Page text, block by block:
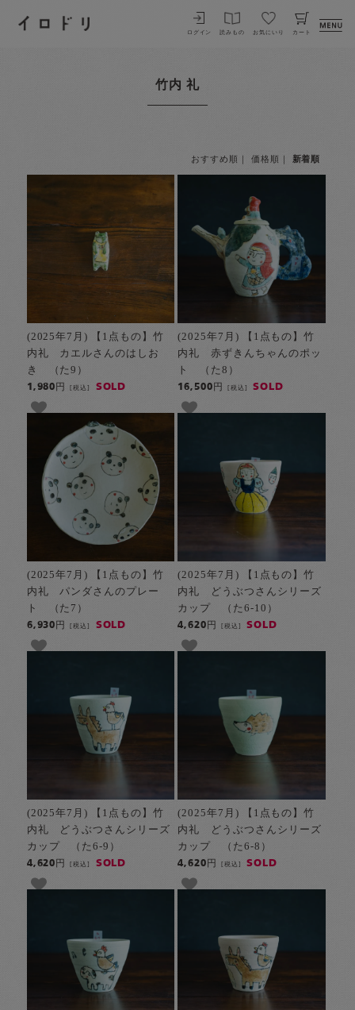
イロドリ
ログイン 読みもの お気にいり カート
竹内 礼
おすすめ順 価格順 新着順
(2025年7月) 【1点もの】竹
内礼 カエルさんのはしお
き （た9）
1,980円[税込] SOLD
(2025年7月) 【1点もの】竹
内礼 赤ずきんちゃんのポッ
ト （た8）
16,500円 [税込] SOLD
(2025年7月) 【1点もの】竹
内礼 パンダさんのプレー
ト （た7）
6,930円[税込] SOLD
(2025年7月) 【1点もの】竹
内礼 どうぶつさんシリーズ
カップ （た6-10）
4,620円 [税込] SOLD
(2025年7月) 【1点もの】竹
内礼 どうぶつさんシリーズ
カップ （た6-9）
4,620円[税込] SOLD
(2025年7月) 【1点もの】竹
内礼 どうぶつさんシリーズ
カップ （た6-8）
4,620円 [税込] SOLD